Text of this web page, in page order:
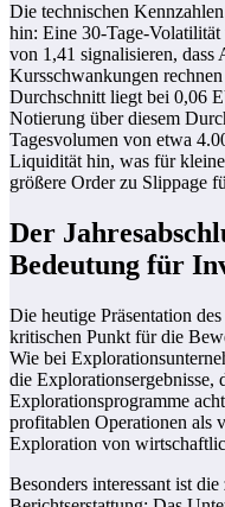
Die technischen
hin: Eine 30-Tage-
von 1,41 signalisieren, dass
Kursschwankungen
Durchschnitt liegt bei 0,06
Notierung über diesem
Tagesvolumen von etwa
Liquidität hin, was für
größere Order zu Slippage
Der
Bedeutung für
Die heutige Präsentation
kritischen Punkt für die
Wie bei
die Explorationsergebnisse,
Explorationsprogramme
profitablen Operationen als
Exploration von
Besonders interessant ist